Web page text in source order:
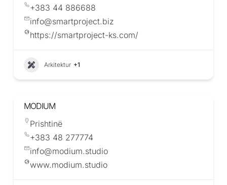
+383 44 886688
info@smartproject.biz
https://smartproject-ks.com/
Arkitektur +1
MODIUM
Prishtinë
+383 48 277774
info@modium.studio
www.modium.studio